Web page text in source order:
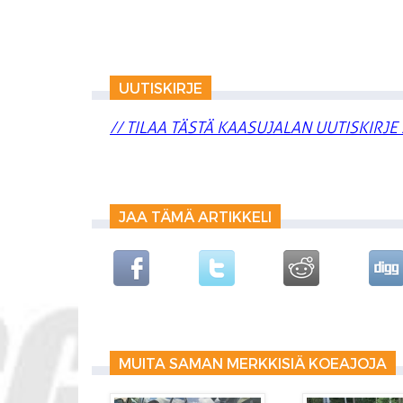
UUTISKIRJE
// TILAA TÄSTÄ KAASUJALAN
JAA TÄMÄ ARTIKKELI
MUITA SAMAN MERKKISIÄ KOEAJOJA